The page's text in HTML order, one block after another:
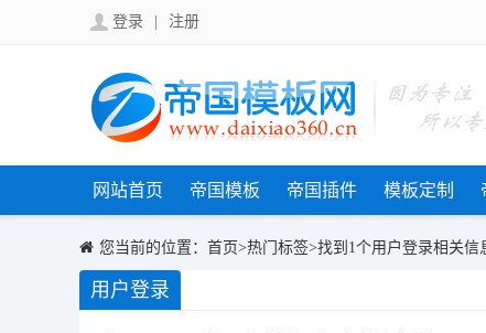
登录 注册
网站首页 帝国模板 帝国插件 模板定制
您当前的位置： 首页>热门标签>找到1个用户登录相关信
用户登录